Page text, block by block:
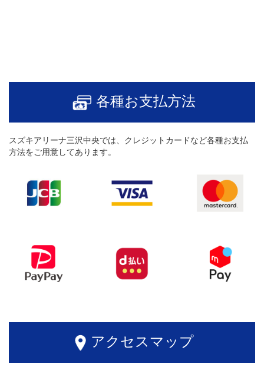
各種お支払方法
スズキアリーナ三沢中央では、クレジットカードなど各種お支払
方法をご用意してあります。
アクセスマップ